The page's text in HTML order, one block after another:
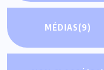
MÉDIAS(9)